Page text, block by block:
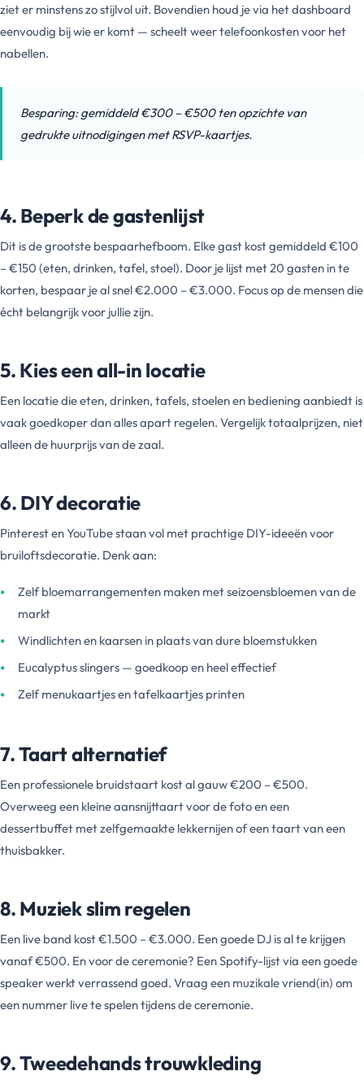
ziet er minstens zo stijlvol uit. Bovendien houd je via het dashboard
eenvoudig bij wie er komt — scheelt weer telefoonkosten voor het
nabellen.
Besparing: gemiddeld €300 – €500 ten opzichte van
gedrukte uitnodigingen met RSVP-kaartjes.
4. Beperk de gastenlijst
Dit is de grootste bespaarhefboom. Elke gast kost gemiddeld €100
– €150 (eten, drinken, tafel, stoel). Door je lijst met 20 gasten in te
korten, bespaar je al snel €2.000 – €3.000. Focus op de mensen die
écht belangrijk voor jullie zijn.
5. Kies een all-in locatie
Een locatie die eten, drinken, tafels, stoelen en bediening aanbiedt is
vaak goedkoper dan alles apart regelen. Vergelijk totaalprijzen, niet
alleen de huurprijs van de zaal.
6. DIY decoratie
Pinterest en YouTube staan vol met prachtige DIY-ideeën voor
bruiloftsdecoratie. Denk aan:
Zelf bloemarrangementen maken met seizoensbloemen van de
markt
Windlichten en kaarsen in plaats van dure bloemstukken
Eucalyptus slingers — goedkoop en heel effectief
Zelf menukaartjes en tafelkaartjes printen
7. Taart alternatief
Een professionele bruidstaart kost al gauw €200 – €500.
Overweeg een kleine aansnijttaart voor de foto en een
dessertbuffet met zelfgemaakte lekkernijen of een taart van een
thuisbakker.
8. Muziek slim regelen
Een live band kost €1.500 – €3.000. Een goede DJ is al te krijgen
vanaf €500. En voor de ceremonie? Een Spotify-lijst via een goede
speaker werkt verrassend goed. Vraag een muzikale vriend(in) om
een nummer live te spelen tijdens de ceremonie.
9. Tweedehands trouwkleding